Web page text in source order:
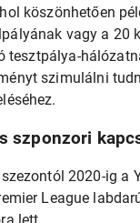
köszönhetően
vagy a 20
tesztpálya-
szimulálni
szponzori
2020-ig a
League